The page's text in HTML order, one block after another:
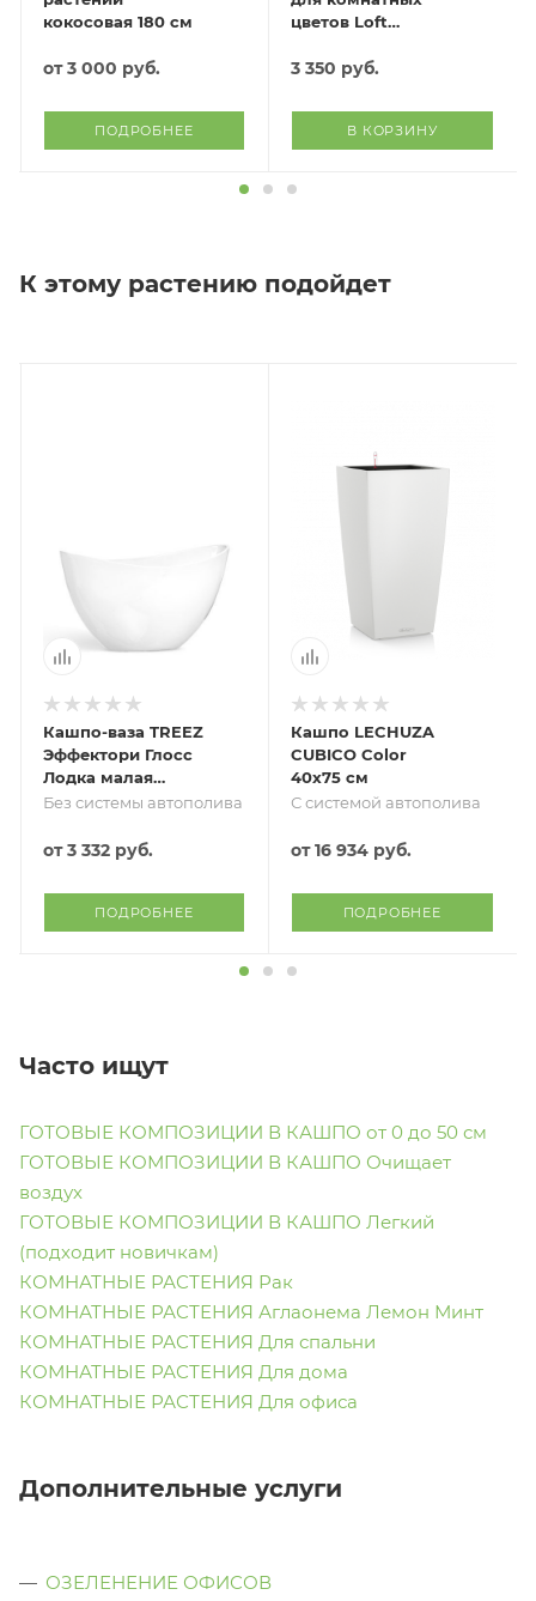
кокосовая 180 см
от3 000 руб.
ПОДРОБНЕЕ
цветов Loft
3 350 руб.
В КОРЗИНУ
К этому растению подойдет
Кашпо-ваза TREEZ
Эффектори Глосс
Лодка малая
Белый глянцевый
Без системы автополива
от3 332 руб.
ПОДРОБНЕЕ
Кашпо LECHUZA
CUBICO Color
40х75 см
С системой автополива
от16 934 руб.
ПОДРОБНЕЕ
Часто ищут
ГОТОВЫЕ КОМПОЗИЦИИ В КАШПО от 0 до 50 см
ГОТОВЫЕ КОМПОЗИЦИИ В КАШПО Очищает
воздух
ГОТОВЫЕ КОМПОЗИЦИИ В КАШПО Легкий
(подходит новичкам)
КОМНАТНЫЕ РАСТЕНИЯ Рак
КОМНАТНЫЕ РАСТЕНИЯ Аглаонема Лемон Минт
КОМНАТНЫЕ РАСТЕНИЯ Для спальни
КОМНАТНЫЕ РАСТЕНИЯ Для дома
КОМНАТНЫЕ РАСТЕНИЯ Для офиса
Дополнительные услуги
ОЗЕЛЕНЕНИЕ ОФИСОВ